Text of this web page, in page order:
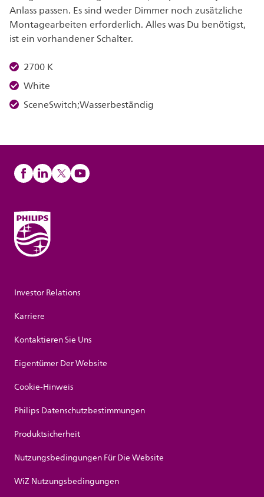
Anlass passen. Es sind weder Dimmer noch zusätzliche
Montagearbeiten erforderlich. Alles was Du benötigst,
ist ein vorhandener Schalter.
2700 K
White
SceneSwitch;Wasserbeständig
Investor Relations
Karriere
Kontaktieren Sie Uns
Eigentümer Der Website
Cookie-Hinweis
Philips Datenschutzbestimmungen
Produktsicherheit
Nutzungsbedingungen Für Die Website
WiZ Nutzungsbedingungen